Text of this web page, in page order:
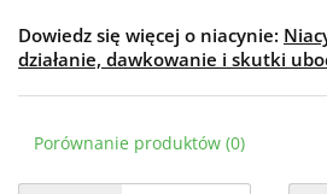
Dowiedz się więcej o niacynie:
działanie, dawkowanie i skutki
Porównanie produktów (0)